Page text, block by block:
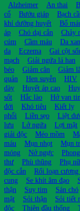
Alzheimer An thai
cổ
Bướu giáp Bạch
khí dưỡng huyết
Bổ
áp
Chó dại cắn Chảy
cúm
Cầm máu Da
da
Eczema Gai cột
mạch
Giải ngứa lá han
béo
Giảm cân Giảm
quản
Hen suyễn HIV
dày
Huyết áp cao
sốt
Hắc lào Hở van
đới
Khó tiêu Kiết lỵ
phổi
Liền sẹo Liệt
lưu
Lở ngứa Lợi mật
giải độc
Méo mồm
máu
Mụn nhọt Mụn
móng
Nở ngực
thư
Phù thũng Phụ
độc cắn
Rối loạn
cung
Se khít âm đạo
thận
Suy tim Sán chó
mật
Sỏi thận Sỏi tiết
độc
Thiên đầu thống